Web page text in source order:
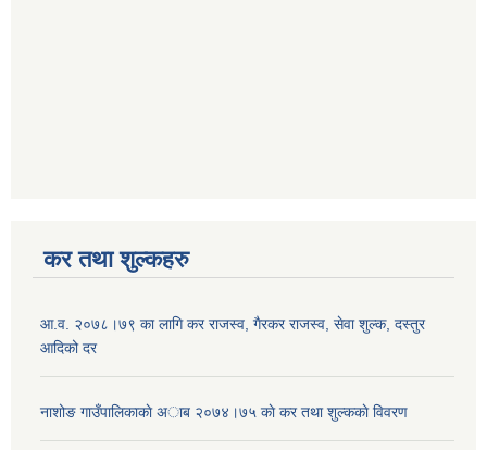
कर तथा शुल्कहरु
आ‍.व. २०७८।७९ का लागि कर राजस्व, गैरकर राजस्व, सेवा शुल्क, दस्तुर
आदिको दर
नाशोङ गाउँपालिकाकाे अा‍ब‍ २०७४।७५ काे कर तथा शुल्ककाे विवरण